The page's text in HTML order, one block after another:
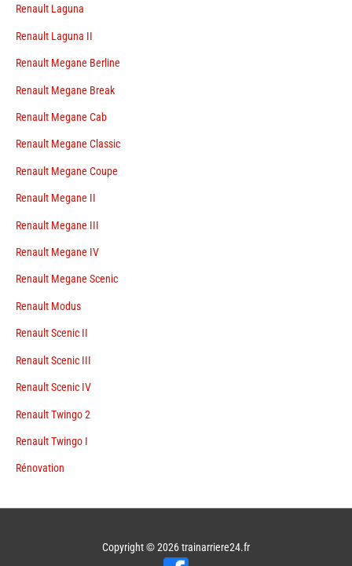
Renault Laguna
Renault Laguna II
Renault Megane Berline
Renault Megane Break
Renault Megane Cab
Renault Megane Classic
Renault Megane Coupe
Renault Megane II
Renault Megane III
Renault Megane IV
Renault Megane Scenic
Renault Modus
Renault Scenic II
Renault Scenic III
Renault Scenic IV
Renault Twingo 2
Renault Twingo I
Rénovation
Copyright © 2026trainarriere24.fr